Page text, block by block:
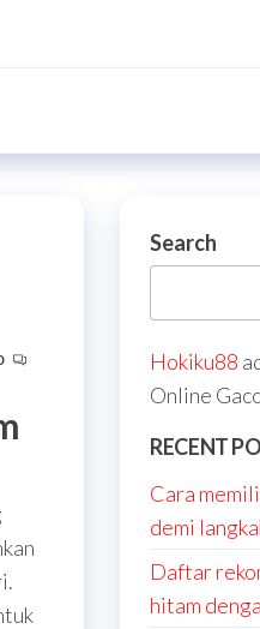
Search
Hokiku88
Online
RECENT
Cara
demi
Daftar
hitam